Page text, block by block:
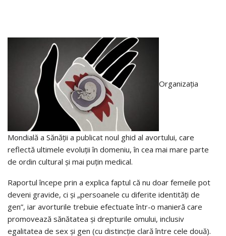
Organizația
Mondială a Sănății a publicat noul ghid al avortului, care
reflectă ultimele evoluții în domeniu, în cea mai mare parte
de ordin cultural și mai puțin medical.
Raportul începe prin a explica faptul că nu doar femeile pot
deveni gravide, ci și „persoanele cu diferite identități de
gen”, iar avorturile trebuie efectuate într-o manieră care
promovează sănătatea și drepturile omului, inclusiv
egalitatea de sex și gen (cu distincție clară între cele două).